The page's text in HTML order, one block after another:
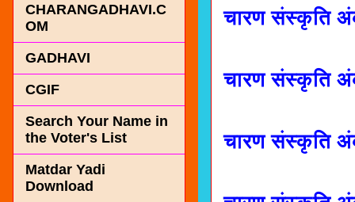
चारण संस्कृति
चारण संस्कृति
चारण संस्कृति
CHARANGADHAVI.C
OM
GADHAVI
CGIF
Search Your Name in
the Voter's List
Matdar Yadi
Download